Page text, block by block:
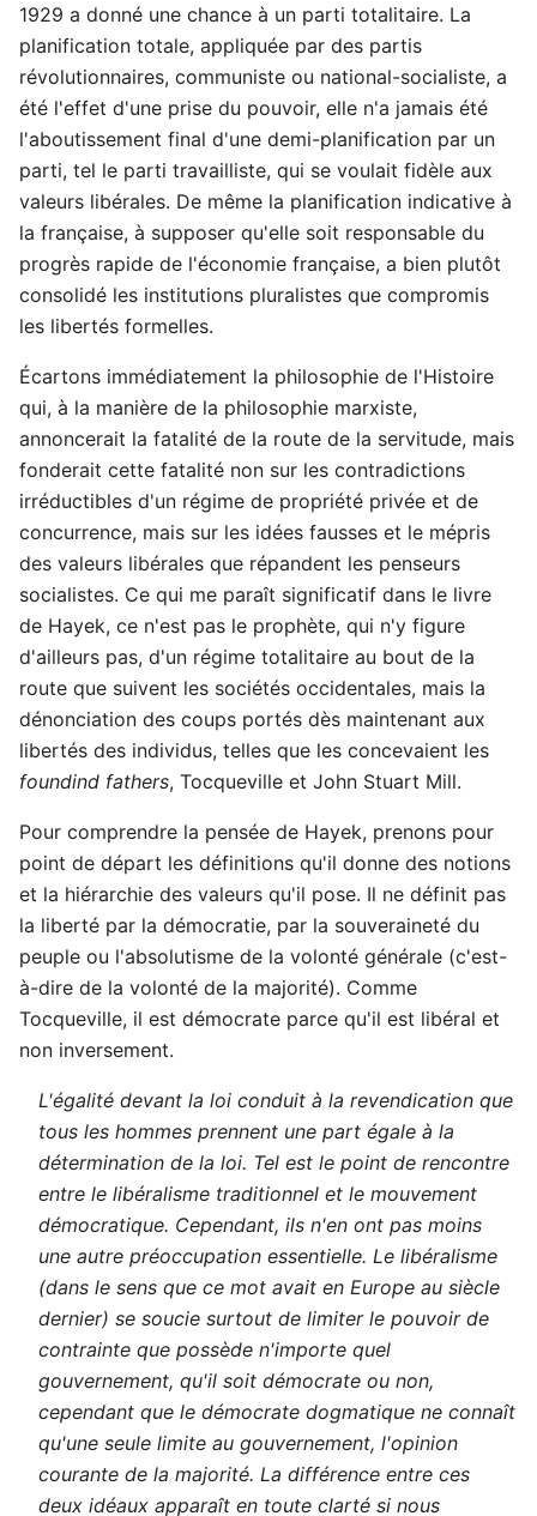
1929 a donné une chance à un parti totalitaire. La
planification totale, appliquée par des partis
révolutionnaires, communiste ou national-socialiste, a
été l'effet d'une prise du pouvoir, elle n'a jamais été
l'aboutissement final d'une demi-planification par un
parti, tel le parti travailliste, qui se voulait fidèle aux
valeurs libérales. De même la planification indicative à
la française, à supposer qu'elle soit responsable du
progrès rapide de l'économie française, a bien plutôt
consolidé les institutions pluralistes que compromis
les libertés formelles.
Écartons immédiatement la philosophie de l'Histoire
qui, à la manière de la philosophie marxiste,
annoncerait la fatalité de la route de la servitude, mais
fonderait cette fatalité non sur les contradictions
irréductibles d'un régime de propriété privée et de
concurrence, mais sur les idées fausses et le mépris
des valeurs libérales que répandent les penseurs
socialistes. Ce qui me paraît significatif dans le livre
de Hayek, ce n'est pas le prophète, qui n'y figure
d'ailleurs pas, d'un régime totalitaire au bout de la
route que suivent les sociétés occidentales, mais la
dénonciation des coups portés dès maintenant aux
libertés des individus, telles que les concevaient les
foundind fathers, Tocqueville et John Stuart Mill.
Pour comprendre la pensée de Hayek, prenons pour
point de départ les définitions qu'il donne des notions
et la hiérarchie des valeurs qu'il pose. Il ne définit pas
la liberté par la démocratie, par la souveraineté du
peuple ou l'absolutisme de la volonté générale (c'est-
à-dire de la volonté de la majorité). Comme
Tocqueville, il est démocrate parce qu'il est libéral et
non inversement.
L'égalité devant la loi conduit à la revendication que
tous les hommes prennent une part égale à la
détermination de la loi. Tel est le point de rencontre
entre le libéralisme traditionnel et le mouvement
démocratique. Cependant, ils n'en ont pas moins
une autre préoccupation essentielle. Le libéralisme
(dans le sens que ce mot avait en Europe au siècle
dernier) se soucie surtout de limiter le pouvoir de
contrainte que possède n'importe quel
gouvernement, qu'il soit démocrate ou non,
cependant que le démocrate dogmatique ne connaît
qu'une seule limite au gouvernement, l'opinion
courante de la majorité. La différence entre ces
deux idéaux apparaît en toute clarté si nous